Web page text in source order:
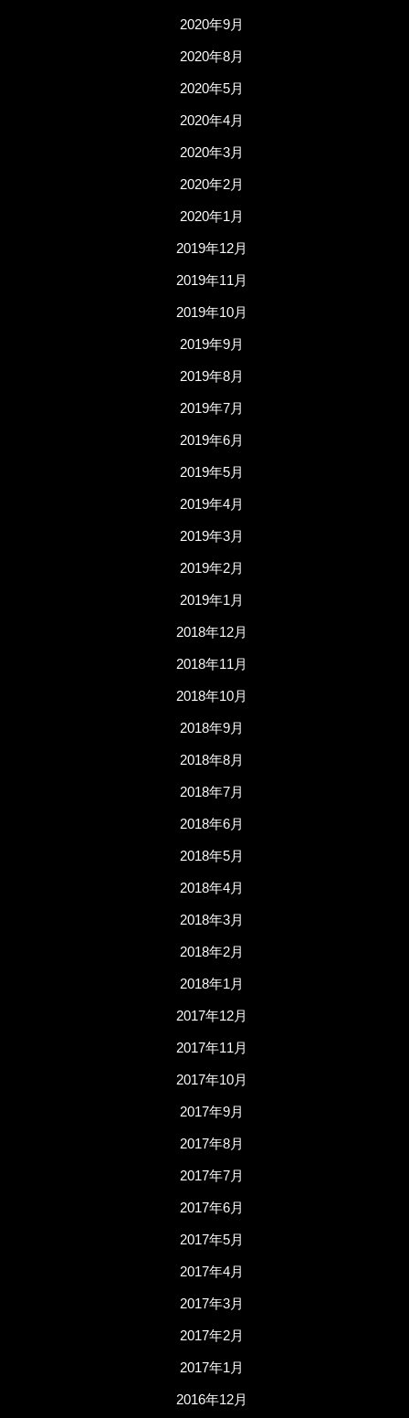
2020年9月
2020年8月
2020年5月
2020年4月
2020年3月
2020年2月
2020年1月
2019年12月
2019年11月
2019年10月
2019年9月
2019年8月
2019年7月
2019年6月
2019年5月
2019年4月
2019年3月
2019年2月
2019年1月
2018年12月
2018年11月
2018年10月
2018年9月
2018年8月
2018年7月
2018年6月
2018年5月
2018年4月
2018年3月
2018年2月
2018年1月
2017年12月
2017年11月
2017年10月
2017年9月
2017年8月
2017年7月
2017年6月
2017年5月
2017年4月
2017年3月
2017年2月
2017年1月
2016年12月